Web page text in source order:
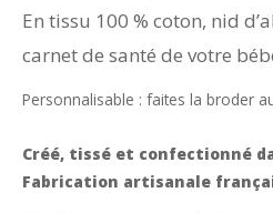
En tissu 100 % coton, nid
carnet de santé de votre
Personnalisable : faites la broder
Créé, tissé et confectionné
Fabrication artisanale